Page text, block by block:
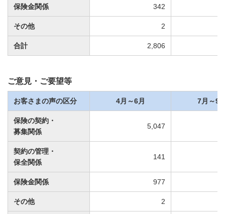
保険金関係 342
その他 2
合計 2,806
ご意見・ご要望等
お客さまの声の区分 4月～6月 7月～9
保険の契約・
募集関係
5,047
契約の管理・
保全関係
141
保険金関係 977
その他 2